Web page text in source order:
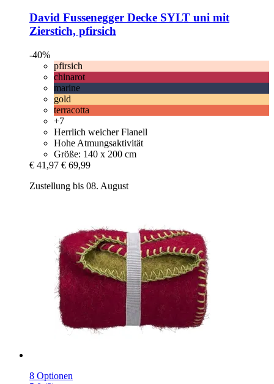
David Fussenegger Decke SYLT uni mit
Zierstich, pfirsich
-40%
pfirsich
chinarot
marine
gold
terracotta
+7
Herrlich weicher Flanell
Hohe Atmungsaktivität
Größe: 140 x 200 cm
€ 41,97 € 69,99
Zustellung bis 08. August
8 Optionen